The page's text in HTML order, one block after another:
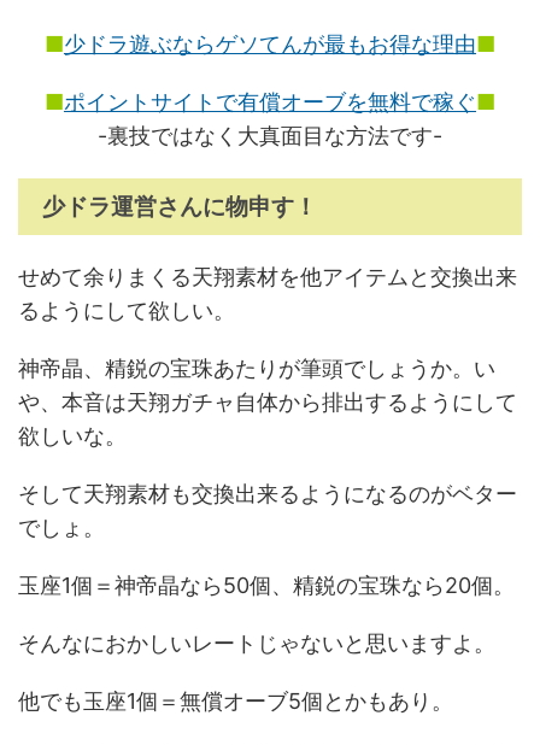
■少ドラ遊ぶならゲソてんが最もお得な理由■
■ポイントサイトで有償オーブを無料で稼ぐ■
-裏技ではなく大真面目な方法です-
少ドラ運営さんに物申す！
せめて余りまくる天翔素材を他アイテムと交換出来
るようにして欲しい。
神帝晶、精鋭の宝珠あたりが筆頭でしょうか。い
や、本音は天翔ガチャ自体から排出するようにして
欲しいな。
そして天翔素材も交換出来るようになるのがベター
でしょ。
玉座1個＝神帝晶なら50個、精鋭の宝珠なら20個。
そんなにおかしいレートじゃないと思いますよ。
他でも玉座1個＝無償オーブ5個とかもあり。